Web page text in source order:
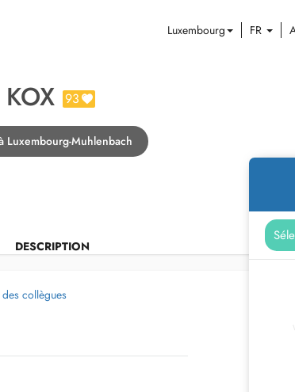
Luxembourg FR
93
Luxembourg-Muhlenbach
DESCRIPTION
collègues